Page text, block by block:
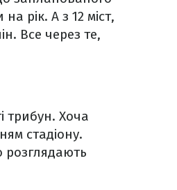
рік. А з 12 міст,
Все через те,
трибун. Хоча
стадіону.
розглядають